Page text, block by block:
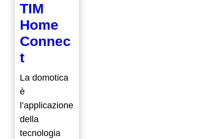
TIM
Home
Connec
t
La domotica
è
l’applicazione
della
tecnologia